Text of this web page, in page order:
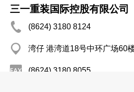
三一重装国际控股有限公司
(8624) 3180 8124
湾仔 港湾道18号中环广场60
(8624) 3180 8055